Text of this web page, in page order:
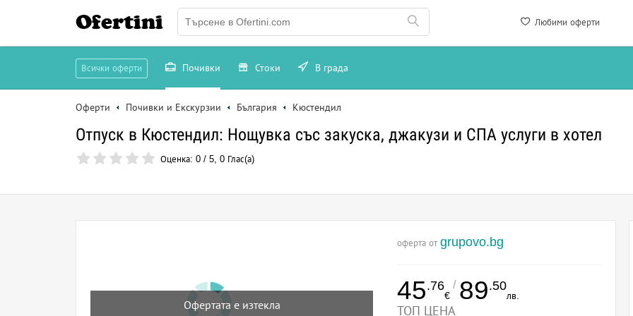
Любими оферти
Ofertini
Всички оферти Почивки Стоки В града
Оферти Почивки и Екскурзии България Кюстендил
Отпуск в Кюстендил: Нощувка със закуска, джакузи и СПА услуги в хотел
Оценка: 0 / 5, 0 Глас(а)
Офертата е изтекла
оферта от grupovo.bg
45.76
€
/ 89.50
лв.
ТОП ЦЕНА